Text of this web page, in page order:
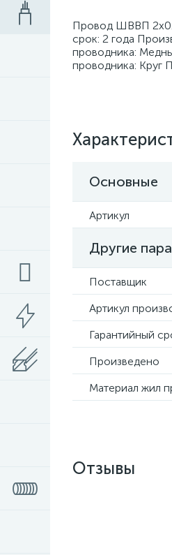
Провод ШВВП
срок: 2 года
проводника:
проводника: Круг
Основные
Артикул
Другие
Поставщик
Артикул
Гарантийный
Произведено
Материал жил
Отзывы